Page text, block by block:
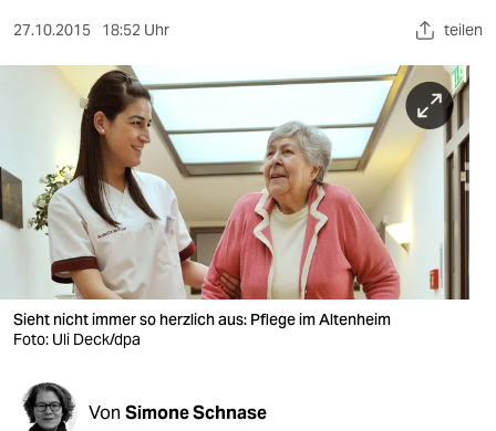
sport
berlin
wahrheit
verlag
verlag
veranstaltungen
fragen & hilfe
27.10.2015 18:52 Uhr teilen
Sieht nicht immer so herzlich aus: Pflege im Altenheim
Foto: Uli Deck/dpa
Von Simone Schnase